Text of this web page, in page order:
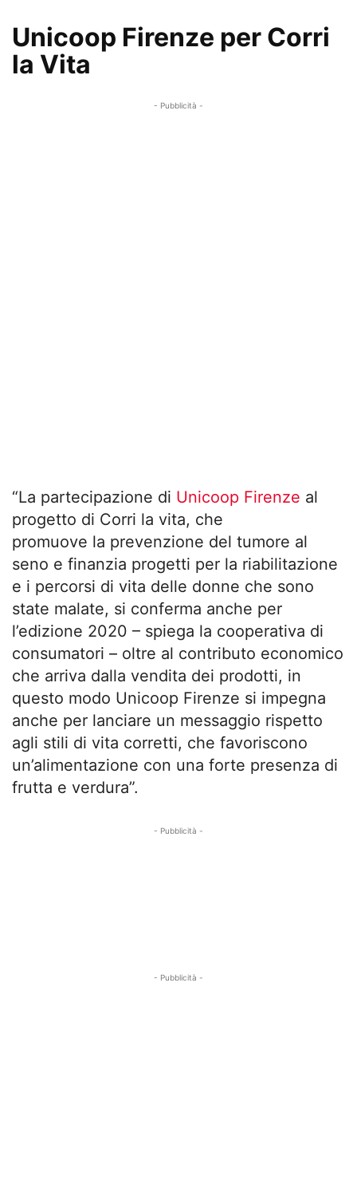
Unicoop Firenze per Corri
la Vita
- Pubblicità -
“La partecipazione di Unicoop Firenze al
progetto di Corri la vita, che
promuove la prevenzione del tumore al
seno e finanzia progetti per la riabilitazione
e i percorsi di vita delle donne che sono
state malate, si conferma anche per
l’edizione 2020 – spiega la cooperativa di
consumatori – oltre al contributo economico
che arriva dalla vendita dei prodotti, in
questo modo Unicoop Firenze si impegna
anche per lanciare un messaggio rispetto
agli stili di vita corretti, che favoriscono
un’alimentazione con una forte presenza di
frutta e verdura”.
- Pubblicità -
- Pubblicità -